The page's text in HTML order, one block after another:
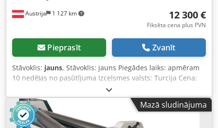
Austrija 1 127 km 12 300 €
Fiksēta cena plus PVN
Pieprasīt Zvanīt
Stāvoklis: jauns, Stāvoklis: jauns Piegādes laiks: apmēram
10 nedēļas no pasūtījuma Izcelsmes valsts: Turcija Cena:
12 300 € Līzinga likme: 236,16 € Liekšanas garums: 1270
mm Maks. liekšanas jauda – būvniecības tērauds: 4 mm
Augšējā veltņa diametrs: 120 mm Veltņu ātrums: 3 m/min
Dcodpfxeynm Dqs Alrsk Motora jauda: 2.2 kW Garums:
Mazā sludinājuma